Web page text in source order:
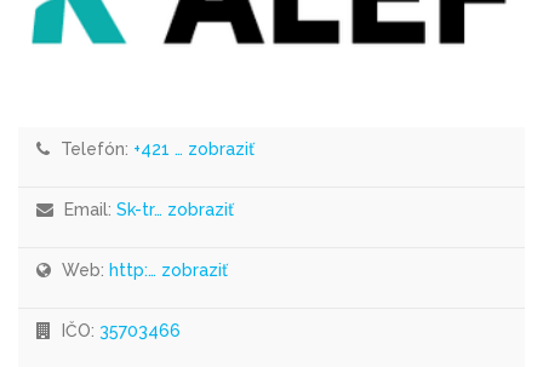
Telefón: +421 … zobraziť
Email: Sk-tr… zobraziť
Web: http:… zobraziť
IČO: 35703466